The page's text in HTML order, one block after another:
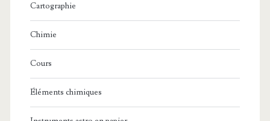
Cartographie
Chimie
Cours
Éléments chimiques